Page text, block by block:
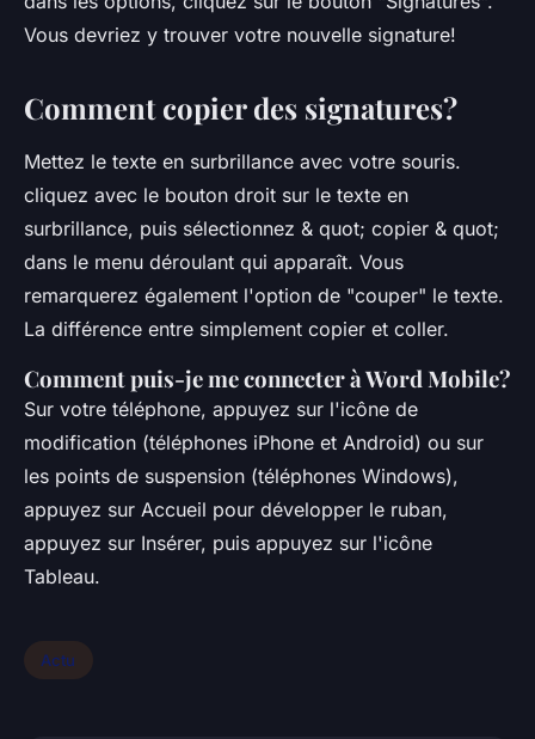
Vous devriez y trouver votre nouvelle signature!
Comment copier des signatures?
Mettez le texte en surbrillance avec votre souris.
cliquez avec le bouton droit sur le texte en
surbrillance, puis sélectionnez & quot; copier & quot;
dans le menu déroulant qui apparaît. Vous
remarquerez également l'option de "couper" le texte.
La différence entre simplement copier et coller.
Comment puis-je me connecter à Word Mobile?
Sur votre téléphone, appuyez sur l'icône de
modification (téléphones iPhone et Android) ou sur
les points de suspension (téléphones Windows),
appuyez sur Accueil pour développer le ruban,
appuyez sur Insérer, puis appuyez sur l'icône
Tableau.
Actu